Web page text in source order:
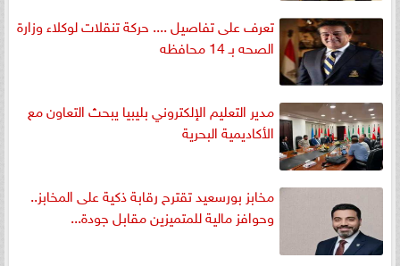
تعرف على تفاصيل .... حركة تنقلات لوكلاء وزارة
الصحه بـ 14 محافظه
مدير التعليم الإلكتروني بليبيا يبحث التعاون مع
الأكاديمية البحرية
مخابز بورسعيد تقترح رقابة ذكية على المخابز..
وحوافز مالية للمتميزين مقابل جودة...